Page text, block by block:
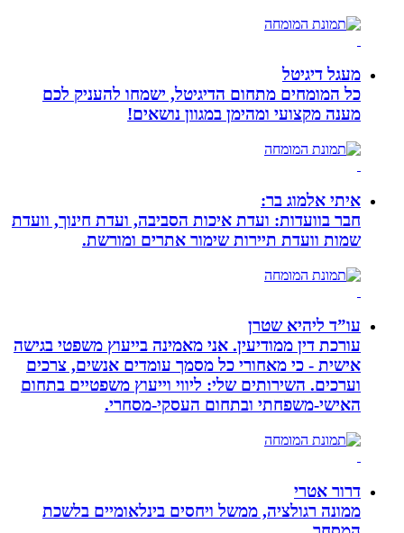
מעגל דיגיטל
כל המומחים מתחום הדיגיטל, ישמחו להעניק לכם
מענה מקצועי ומהימן במגוון נושאים!
איתי אלמוג בר:
חבר בוועדות: ועדת איכות הסביבה, ועדת חינוך, וועדת
שמות וועדת תיירות שימור אתרים ומורשת.
עו”ד ליהיא שטרן
עורכת דין ממודיעין. אני מאמינה בייעוץ משפטי בגישה
אישית - כי מאחורי כל מסמך עומדים אנשים, צרכים
וערכים. השירותים שלי: ליווי וייעוץ משפטיים בתחום
האישי-משפחתי ובתחום העסקי-מסחרי.
דרור אטרי
ממונה רגולציה, ממשל ויחסים בינלאומיים בלשכת